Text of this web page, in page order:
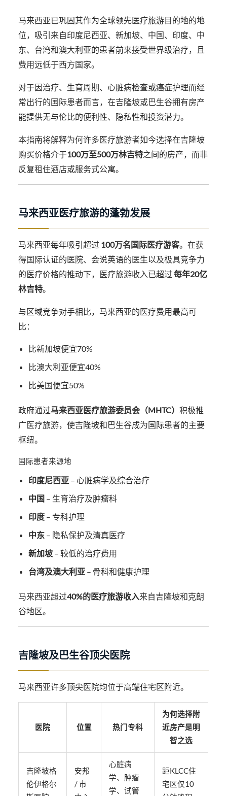
马来西亚已巩固其作为全球领先医疗旅游目的地的地
位，吸引来自印度尼西亚、新加坡、中国、印度、中
东、台湾和澳大利亚的患者前来接受世界级治疗，且
费用远低于西方国家。
对于因治疗、生育周期、心脏病检查或癌症护理而经
常出行的国际患者而言，在吉隆坡或巴生谷拥有房产
能提供无与伦比的便利性、隐私性和投资潜力。
本指南将解释为何许多医疗旅游者如今选择在吉隆坡
购买价格介于100万至500万林吉特之间的房产，而非
反复租住酒店或服务式公寓。
马来西亚医疗旅游的蓬勃发展
马来西亚每年吸引超过 100万名国际医疗游客。在获
得国际认证的医院、会说英语的医生以及极具竞争力
的医疗价格的推动下，医疗旅游收入已超过每年20亿
林吉特。
与区域竞争对手相比，马来西亚的医疗费用最高可
比：
比新加坡便宜70%
比澳大利亚便宜40%
比美国便宜50%
政府通过马来西亚医疗旅游委员会（MHTC）积极推
广医疗旅游，使吉隆坡和巴生谷成为国际患者的主要
枢纽。
国际患者来源地
印度尼西亚 – 心脏病学及综合治疗
中国 – 生育治疗及肿瘤科
印度 – 专科护理
中东 – 隐私保护及清真医疗
新加坡 – 较低的治疗费用
台湾及澳大利亚 – 骨科和健康护理
马来西亚超过40%的医疗旅游收入来自吉隆坡和克朗
谷地区。
吉隆坡及巴生谷顶尖医院
马来西亚许多顶尖医院均位于高端住宅区附近。
医院 位置 热门专科
为何选择附
近房产是明
智之选
吉隆坡格
伦伊格尔
安邦
/ 市
心脏病
学、肿瘤
学、试管
距KLCC住
宅区仅10